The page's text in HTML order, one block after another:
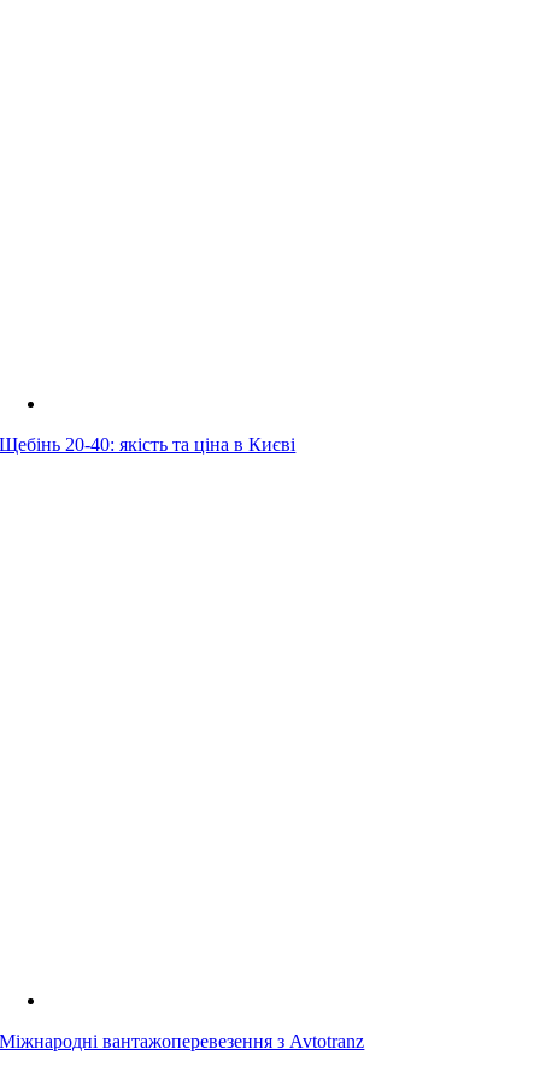
Щебінь 20-40: якість та ціна в Києві
Міжнародні вантажоперевезення з Avtotranz